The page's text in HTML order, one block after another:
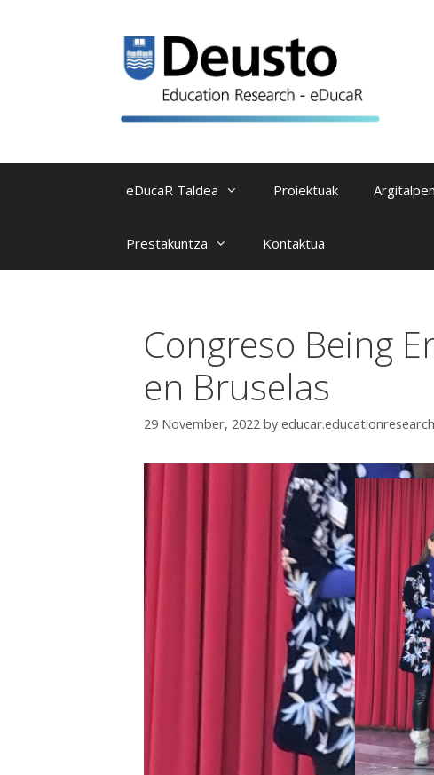
eDucaR Taldea Proiektuak
Prestakuntza Kontaktua
Congreso Being
en Bruselas
29 November, 2022 by